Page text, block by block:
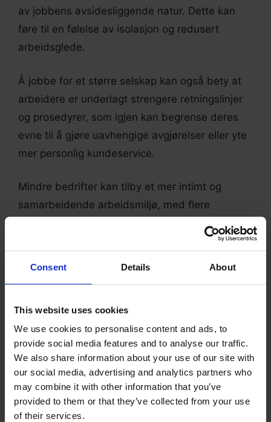
Consent Details About
This website uses cookies
We use cookies to personalise content and ads, to
provide social media features and to analyse our traffic.
We also share information about your use of our site with
our social media, advertising and analytics partners who
may combine it with other information that you’ve
provided to them or that they’ve collected from your use
of their services.
av jobbens avsidesliggende natur. Dette kan
føre til en følelse av isolasjon og redusert
arbeidsglede.
Å jobbe for et større selskap kan også bety at
arbeidere er underlagt strengere retningslinjer
og prosedyrer, som igjen kan begrense deres
evne til å gjøre uavhengige avgjørelser eller yte
mer personlig kundeservice.
Mindre bedrifter kan tilby et mer intimt og
samarbeidende arbeidsmiljø, med flere
muligheter for kreativitet og innovasjon.
ressurser å bruke på opplæring og støtte, som
Videre har mindre bedrifter ofte dårligere
navnegjenkjenning eller merkekjennskap, noe
som kan gjøre det mer utfordrende å tiltrekke
seg kunder eller skape salg.
Alt i alt avhenger avgjørelsen om å jobbe for et
større eller et mindre selskap som tilbyr